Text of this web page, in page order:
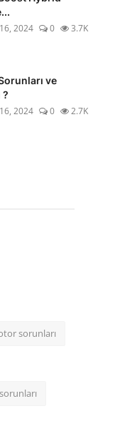
2024 0 3.7K
ve
?
2024 0 2.7K
sorunları